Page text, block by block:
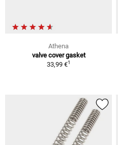
Athena
valve cover gasket
33,99 €1